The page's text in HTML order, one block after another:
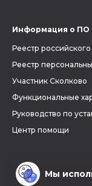
Информация о ПО
Реестр
Реестр
Участник Сколково
Функциональные
Руководство по
Центр помощи
Мы